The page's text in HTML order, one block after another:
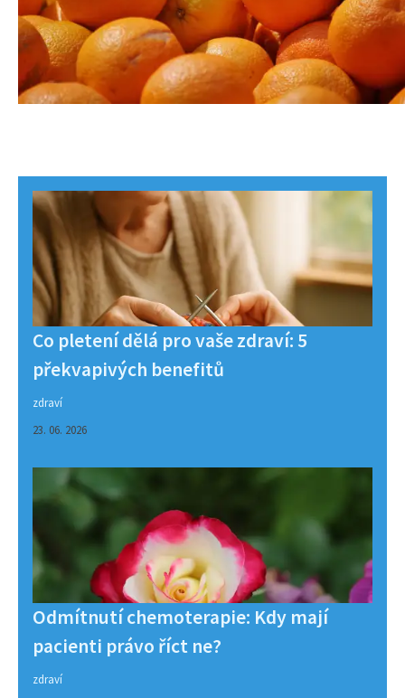
Co pletení dělá pro vaše zdraví: 5
překvapivých benefitů
zdraví
23. 06. 2026
Odmítnutí chemoterapie: Kdy mají
pacienti právo říct ne?
zdraví